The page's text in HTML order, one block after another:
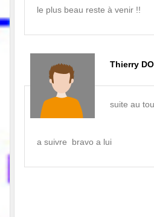
le plus beau reste à venir !!
Thierry
suite au
a suivre bravo a lui